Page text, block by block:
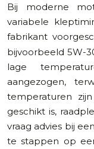
Bij moderne
variabele
fabrikant
bijvoorbeeld 5W-
lage
aangezogen,
temperaturen
geschikt is,
vraag advies bij
te stappen op